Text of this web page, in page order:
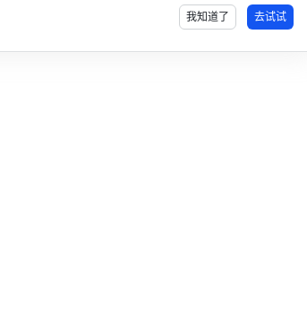
我知道了 去试试